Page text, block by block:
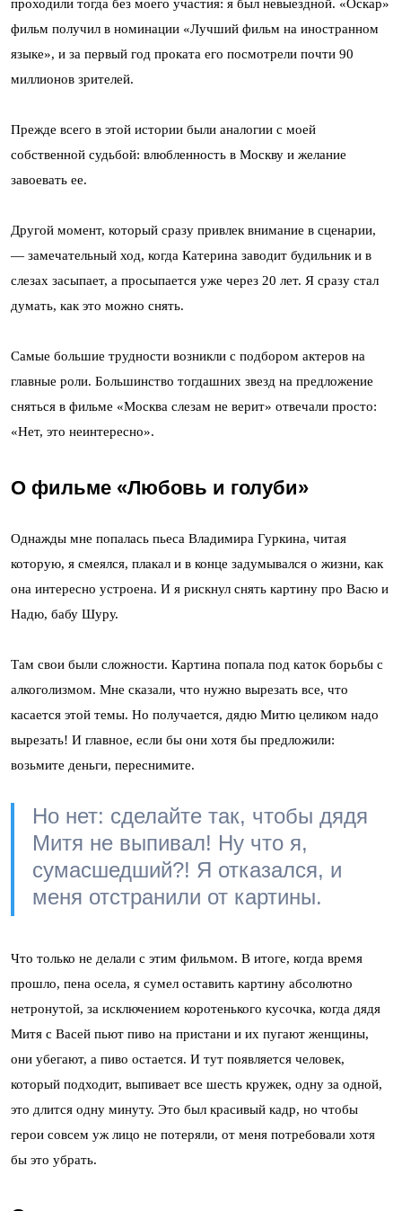
проходили тогда без моего участия: я был невыездной. «Оскар»
фильм получил в номинации «Лучший фильм на иностранном
языке», и за первый год проката его посмотрели почти 90
миллионов зрителей.
Прежде всего в этой истории были аналогии с моей
собственной судьбой: влюбленность в Москву и желание
завоевать ее.
Другой момент, который сразу привлек внимание в сценарии,
— замечательный ход, когда Катерина заводит будильник и в
слезах засыпает, а просыпается уже через 20 лет. Я сразу стал
думать, как это можно снять.
Самые большие трудности возникли с подбором актеров на
главные роли. Большинство тогдашних звезд на предложение
сняться в фильме «Москва слезам не верит» отвечали просто:
«Нет, это неинтересно».
О фильме «Любовь и голуби»
Однажды мне попалась пьеса Владимира Гуркина, читая
которую, я смеялся, плакал и в конце задумывался о жизни, как
она интересно устроена. И я рискнул снять картину про Васю и
Надю, бабу Шуру.
Там свои были сложности. Картина попала под каток борьбы с
алкоголизмом. Мне сказали, что нужно вырезать все, что
касается этой темы. Но получается, дядю Митю целиком надо
вырезать! И главное, если бы они хотя бы предложили:
возьмите деньги, переснимите.
Но нет: сделайте так, чтобы дядя
Митя не выпивал! Ну что я,
сумасшедший?! Я отказался, и
меня отстранили от картины.
Что только не делали с этим фильмом. В итоге, когда время
прошло, пена осела, я сумел оставить картину абсолютно
нетронутой, за исключением коротенького кусочка, когда дядя
Митя с Васей пьют пиво на пристани и их пугают женщины,
они убегают, а пиво остается. И тут появляется человек,
который подходит, выпивает все шесть кружек, одну за одной,
это длится одну минуту. Это был красивый кадр, но чтобы
герои совсем уж лицо не потеряли, от меня потребовали хотя
бы это убрать.